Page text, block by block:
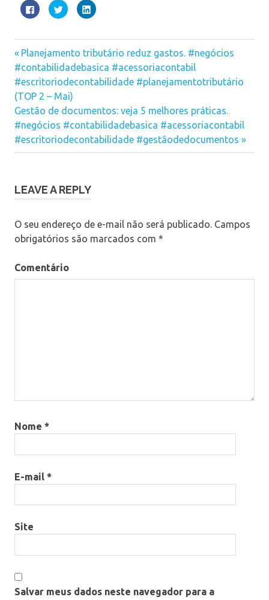
Clique
para
compartilhar
em
nova
janela)
Clique
para
compartilhar
em
nova
janela)
Clique
para
em
nova
janela)
escrituração
contabil
digital
Navegação
de
Post
Previous
Post:
Planejamento tributário reduz gastos. #negócios
#contabilidadebasica #acessoriacontabil
#escritoriodecontabilidade #planejamentotributário
(TOP 2 – Mai)
Next
Post:
Gestão de documentos: veja 5 melhores práticas.
#negócios #contabilidadebasica #acessoriacontabil
#escritoriodecontabilidade #gestãodedocumentos
LEAVE A REPLY
O seu endereço de e-mail não será publicado. Campos
obrigatórios são marcados com *
Comentário
Nome *
E-mail *
Site
Salvar meus dados neste navegador para a